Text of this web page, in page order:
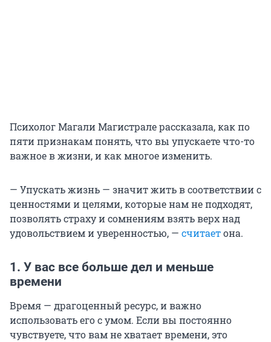
Психолог Магали Магистрале рассказала, как по
пяти признакам понять, что вы упускаете что-то
важное в жизни, и как многое изменить.
— Упускать жизнь — значит жить в соответствии с
ценностями и целями, которые нам не подходят,
позволять страху и сомнениям взять верх над
удовольствием и уверенностью, — считаетона.
1. У вас все больше дел и меньше
времени
Время — драгоценный ресурс, и важно
использовать его с умом. Если вы постоянно
чувствуете, что вам не хватает времени, это